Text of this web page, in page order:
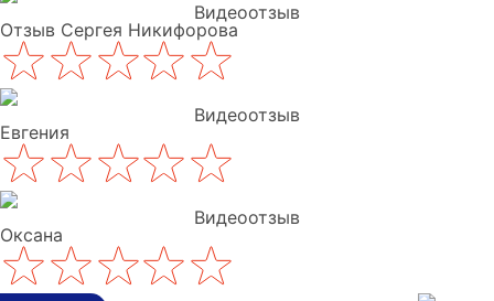
Видеоотзыв
Отзыв Сергея Никифорова
Видеоотзыв
Евгения
Видеоотзыв
Оксана